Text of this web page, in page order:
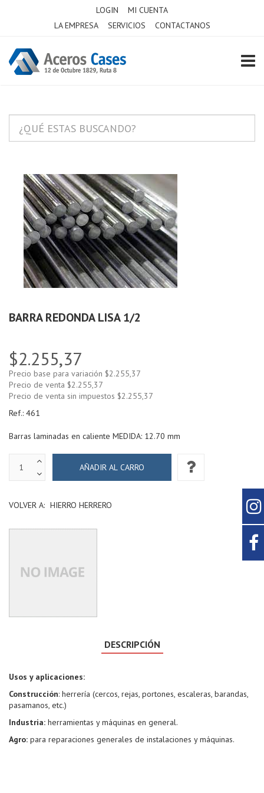
LOGIN
MI CUENTA
LA EMPRESA
SERVICIOS CONTACTANOS
BARRA REDONDA LISA 1/2
$2.255,37
Precio base para variación $2.255,37
Precio de venta $2.255,37
Precio de venta sin impuestos $2.255,37
Ref.: 461
Barras laminadas en caliente MEDIDA: 12.70 mm
VOLVER A: HIERRO HERRERO
DESCRIPCIÓN
Usos y aplicaciones:
Construcción: herrería (cercos, rejas, portones, escaleras, barandas,
pasamanos, etc.)
Industria: herramientas y máquinas en general.
Agro: para reparaciones generales de instalaciones y máquinas.